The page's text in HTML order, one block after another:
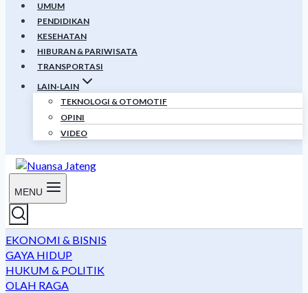
UMUM
PENDIDIKAN
KESEHATAN
HIBURAN & PARIWISATA
TRANSPORTASI
LAIN-LAIN
TEKNOLOGI & OTOMOTIF
OPINI
VIDEO
MENU
EKONOMI & BISNIS
GAYA HIDUP
HUKUM & POLITIK
OLAH RAGA